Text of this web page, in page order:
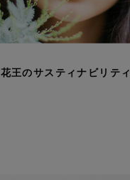
花王のサスティナビリティ